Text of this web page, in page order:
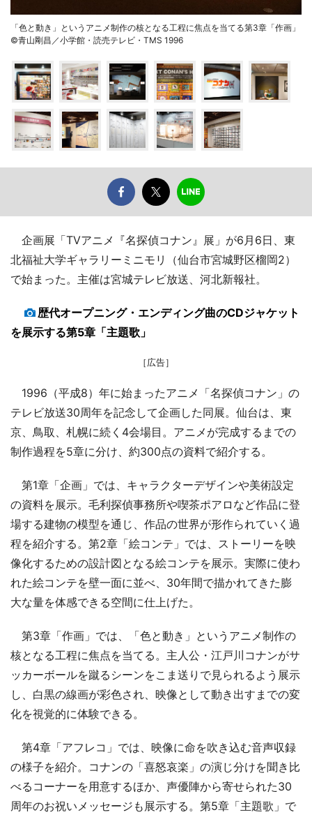
「色と動き」というアニメ制作の核となる工程に焦点を当てる第3章「作画」
©青山剛昌／小学館・読売テレビ・TMS 1996
企画展「TVアニメ『名探偵コナン』展」が6月6日、東
北福祉大学ギャラリーミニモリ（仙台市宮城野区榴岡2）
で始まった。主催は宮城テレビ放送、河北新報社。
歴代オープニング・エンディング曲のCDジャケット
を展示する第5章「主題歌」
［広告］
1996（平成8）年に始まったアニメ「名探偵コナン」の
テレビ放送30周年を記念して企画した同展。仙台は、東
京、鳥取、札幌に続く4会場目。アニメが完成するまでの
制作過程を5章に分け、約300点の資料で紹介する。
第1章「企画」では、キャラクターデザインや美術設定
の資料を展示。毛利探偵事務所や喫茶ポアロなど作品に登
場する建物の模型を通じ、作品の世界が形作られていく過
程を紹介する。第2章「絵コンテ」では、ストーリーを映
像化するための設計図となる絵コンテを展示。実際に使わ
れた絵コンテを壁一面に並べ、30年間で描かれてきた膨
大な量を体感できる空間に仕上げた。
第3章「作画」では、「色と動き」というアニメ制作の
核となる工程に焦点を当てる。主人公・江戸川コナンがサ
ッカーボールを蹴るシーンをこま送りで見られるよう展示
し、白黒の線画が彩色され、映像として動き出すまでの変
化を視覚的に体験できる。
第4章「アフレコ」では、映像に命を吹き込む音声収録
の様子を紹介。コナンの「喜怒哀楽」の演じ分けを聞き比
べるコーナーを用意するほか、声優陣から寄せられた30
周年のお祝いメッセージも展示する。第5章「主題歌」で